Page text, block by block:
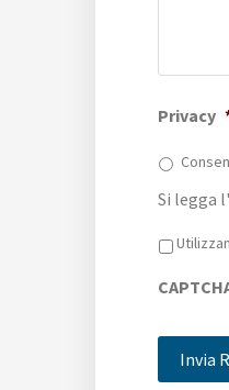
Privacy
Si legga
Privacy *